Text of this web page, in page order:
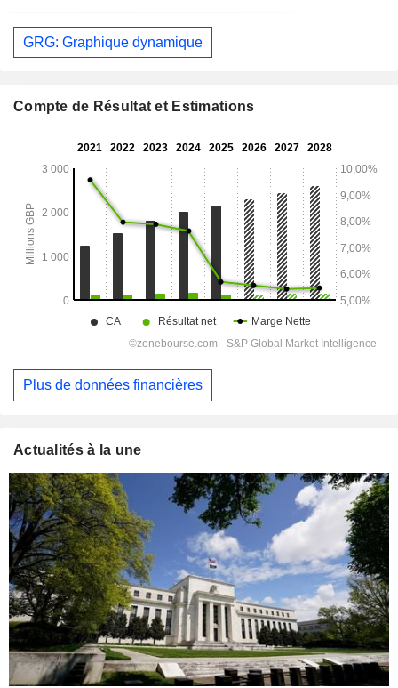
GRG: Graphique dynamique
Compte de Résultat et Estimations
Plus de données financières
Actualités à la une